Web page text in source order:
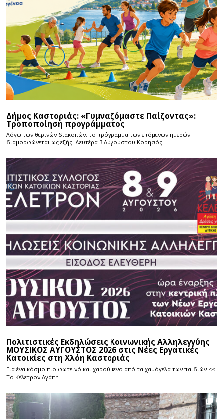
Δήμος Καστοριάς: «Γυμναζόμαστε Παίζοντας»:
Τροποποίηση προγράμματος
Λόγω των θερινών διακοπών, το πρόγραμμα των επόμενων ημερών
διαμορφώνεται ως εξής: Δευτέρα 3 Αυγούστου Κορησός
Πολιτιστικές Εκδηλώσεις Κοινωνικής Αλληλεγγύης
ΜΟΥΣΙΚΟΣ ΑΥΓΟΥΣΤΟΣ 2026 στις Νέες Εργατικές
Κατοικίες στη Χλόη Καστοριάς
Για ένα κόσμο πιο φωτεινό και χαρούμενο από τα χαμόγελα των παιδιών <<
Το Κέλετρον Αγάπη